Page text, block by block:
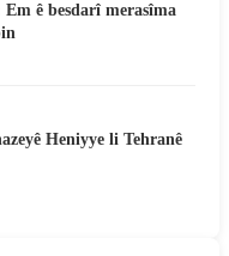
ê besdarî merasîma
Heniyye li Tehranê